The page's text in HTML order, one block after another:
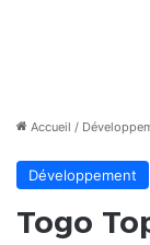
Accueil /
Développement
Togo